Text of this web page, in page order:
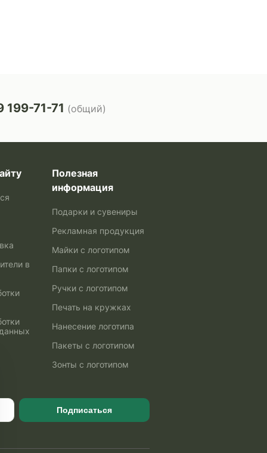
199-71-71 (общий)
в
Полезная
информация
Подарки и сувениры
Рекламная продукция
Майки с логотипом
Папки с логотипом
Ручки с логотипом
Печать на кружках
Нанесение логотипа
Пакеты с логотипом
Зонты с логотипом
Подписаться